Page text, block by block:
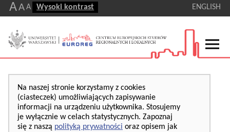
AA A Wysoki kontrast ENGLISH
Na naszej stronie korzystamy z cookies
(ciasteczek) umożliwiających zapisywanie
informacji na urządzeniu użytkownika. Stosujemy
je wyłącznie w celach statystycznych. Zapoznaj
się z naszą polityką prywatności oraz opisem jak